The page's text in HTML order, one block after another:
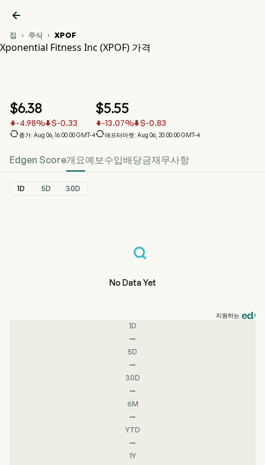

집  주식  XPOF
Xponential Fitness Inc (XPOF) 가격
$6.38
-4.98% $-0.33
종가: Aug 06, 16:00:00 GMT-4
$5.55
-13.07% $-0.83
애프터마켓: Aug 06, 20:00:00 GMT-4
Edgen Score개요예보수입배당금재무사항
1D 5D 30D
No Data Yet
지원하는
1D
--
5D
--
30D
--
6M
--
YTD
--
1Y